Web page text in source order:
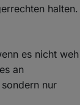
halten.
es nicht weh
an
nur